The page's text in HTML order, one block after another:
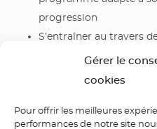
Gérer le
cookies
Pour offrir les meilleures
performances de notre site
progression
S’entraîner au travers
et corrigées
Nuancer son discours
contactez ÉLYSÉES